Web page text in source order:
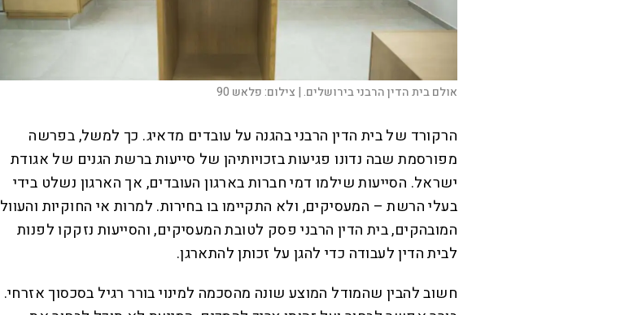
אולם בית הדין הרבני בירושלים. | צילום:פלאש 90
הרקורד של בית הדין הרבני בהגנה על עובדים מדאיג. כך למשל, בפרשה
מפורסמת שבה נדונו פגיעות בזכויותיהן של סייעות ברשת הגנים של אגודת
ישראל. הסייעות שילמו דמי חברות בארגון העובדים, אך הארגון נשלט בידי
בעלי הרשת – המעסיקים, ולא התקיימו בו בחירות. למרות אי החוקיות והעוול
המובהקים, בית הדין הרבני פסק לטובת המעסיקים, והסייעות נזקקו לפנות
לבית הדין לעבודה כדי להגן על זכותן להתארגן.
חשוב להבין שהמודל המוצע שונה מהסכמה למינוי בורר רגיל בסכסוך אזרחי.